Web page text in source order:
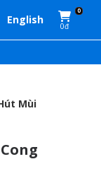
English
0
0đ
Mùi